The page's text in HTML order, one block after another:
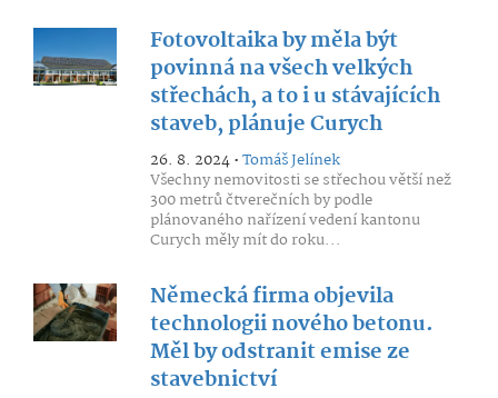
Fotovoltaika by měla být
povinná na všech velkých
střechách, a to i u stávajících
staveb, plánuje Curych
26. 8. 2024 •Tomáš Jelínek
Všechny nemovitosti se střechou větší než
300 metrů čtverečních by podle
plánovaného nařízení vedení kantonu
Curych měly mít do roku...
Německá firma objevila
technologii nového betonu.
Měl by odstranit emise ze
stavebnictví